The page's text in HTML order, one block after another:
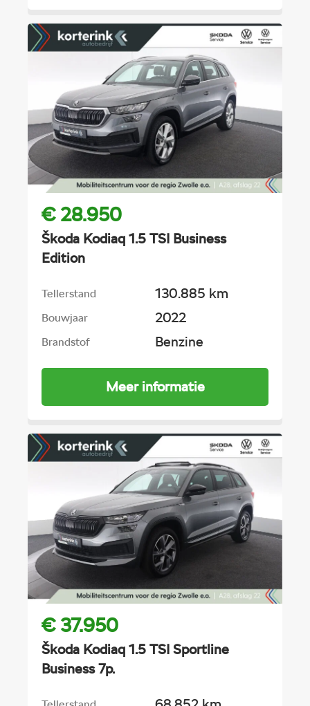
€ 28.950
Škoda Kodiaq 1.5 TSI Business
Edition
Tellerstand 130.885 km
Bouwjaar 2022
Brandstof Benzine
Meer informatie
€ 37.950
Škoda Kodiaq 1.5 TSI Sportline
Business 7p.